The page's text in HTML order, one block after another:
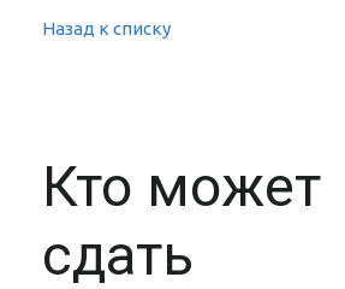
Назад к списку
Кто может
сдать